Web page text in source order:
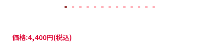
価格:4,400円(税込)